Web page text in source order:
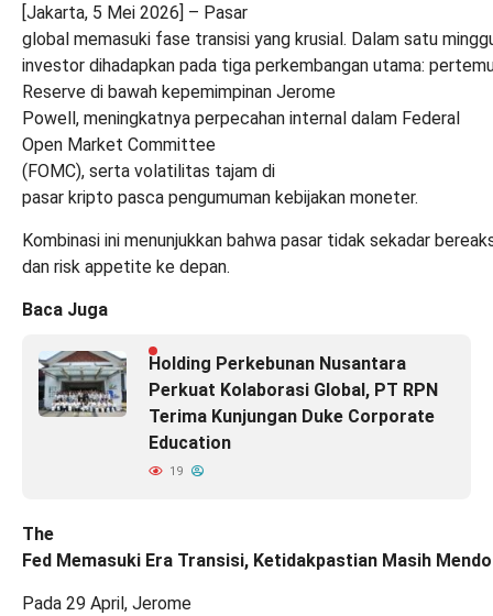
[Jakarta, 5 Mei 2026] – Pasar
global memasuki fase transisi yang krusial. Dalam satu
investor dihadapkan pada tiga perkembangan utama:
Reserve di bawah kepemimpinan Jerome
Powell, meningkatnya perpecahan internal dalam Federal
Open Market Committee
(FOMC), serta volatilitas tajam di
pasar kripto pasca pengumuman kebijakan moneter.
Kombinasi ini menunjukkan bahwa pasar tidak sekadar
dan risk appetite ke depan.
Baca Juga
Holding Perkebunan Nusantara
Perkuat Kolaborasi Global, PT RPN
Terima Kunjungan Duke Corporate
Education
19
The
Fed Memasuki Era Transisi, Ketidakpastian Masih
Pada 29 April, Jerome